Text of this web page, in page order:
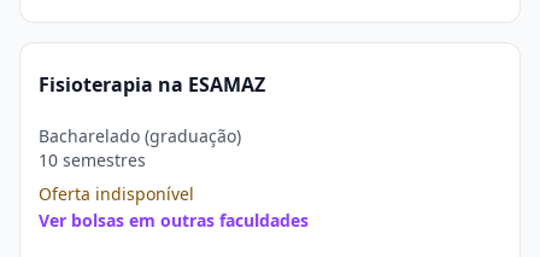
Fisioterapia na ESAMAZ
Bacharelado (graduação)
10 semestres
Oferta indisponível
Ver bolsas em outras faculdades